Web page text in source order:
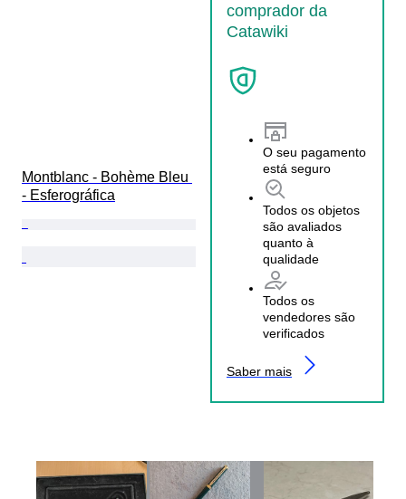
Montblanc - Bohème Bleu
- Esferográfica
comprador da
Catawiki
O seu pagamento
está seguro
Todos os objetos
são avaliados
quanto à
qualidade
Todos os
vendedores são
verificados
Saber mais